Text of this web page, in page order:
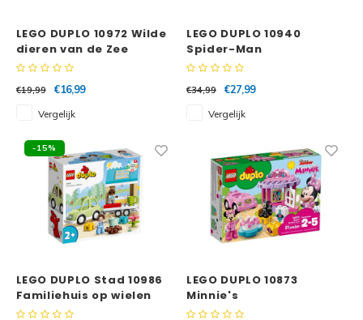
LEGO DUPLO 10972 Wilde
dieren van de Zee
€19,99
€16,99
Vergelijk
LEGO DUPLO 10940
Spider-Man
hoofdkwartier
€34,99
€27,99
Vergelijk
-15%
LEGO DUPLO Stad 10986
Familiehuis op wielen
LEGO DUPLO 10873
Minnie's
verjaardagsfeest